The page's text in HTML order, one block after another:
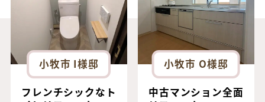
小牧市 I様邸
フレンチシックなト
小牧市 O様邸
中古マンション全面